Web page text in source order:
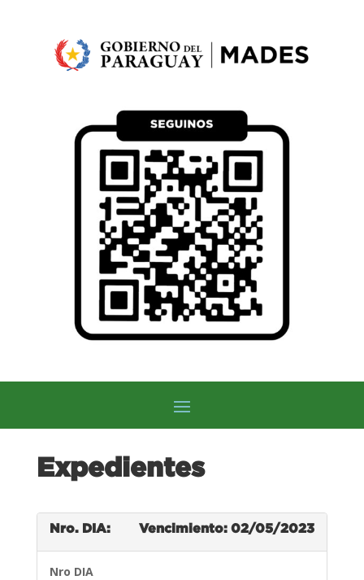
Expedientes
Nro. DIA: Vencimiento: 02/05/2023
Nro DIA